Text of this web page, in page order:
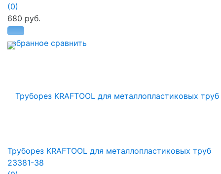
избранное сравнить
(0)
680 руб.
Труборез KRAFTOOL для металлопластиковых труб
23381-38